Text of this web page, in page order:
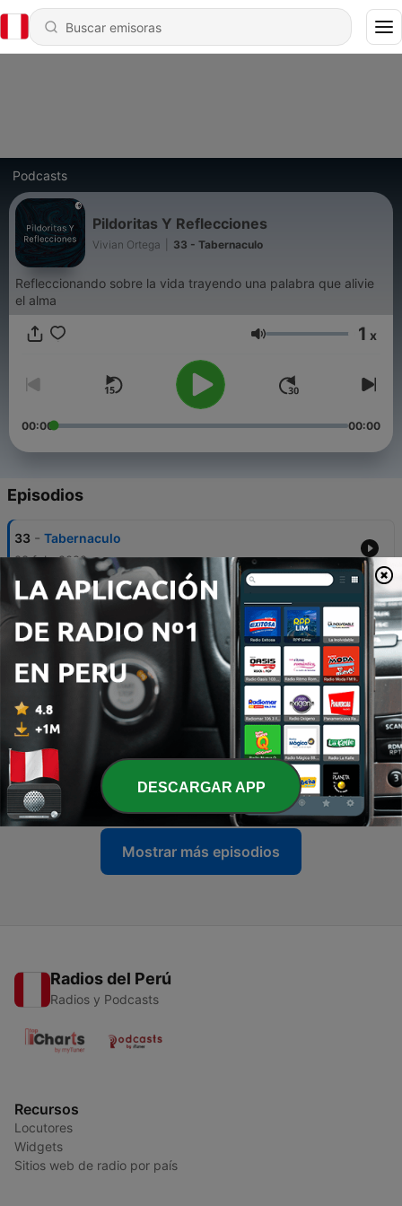
Podcasts
Pildoritas Y Reflecciones
Vivian Ortega 33 - Tabernaculo
Refleccionando sobre la vida trayendo una palabra que alivie
el alma
Volumen 1 x
00:00 00:00
Episodios
33 - Tabernaculo
28 feb. 2022
31 - Piensa y medita
Ultimos dias
27 nov. 2021
29 - Holydays
06 nov. 2021
28 Meditacion nocturna
01 oct. 2021
Mostrar más episodios
Radios del Perú
Radios y Podcasts
Recursos
Locutores
Widgets
Sitios web de radio por país
DESCARGAR APP